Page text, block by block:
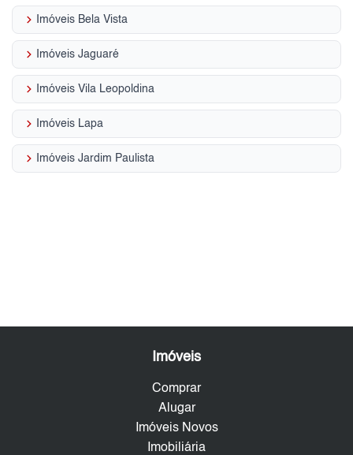
keyboard_arrow_right Imóveis Bela Vista
keyboard_arrow_right Imóveis Jaguaré
keyboard_arrow_right Imóveis Vila Leopoldina
keyboard_arrow_right Imóveis Lapa
keyboard_arrow_right Imóveis Jardim Paulista
Imóveis
Comprar
Alugar
Imóveis Novos
Imobiliária